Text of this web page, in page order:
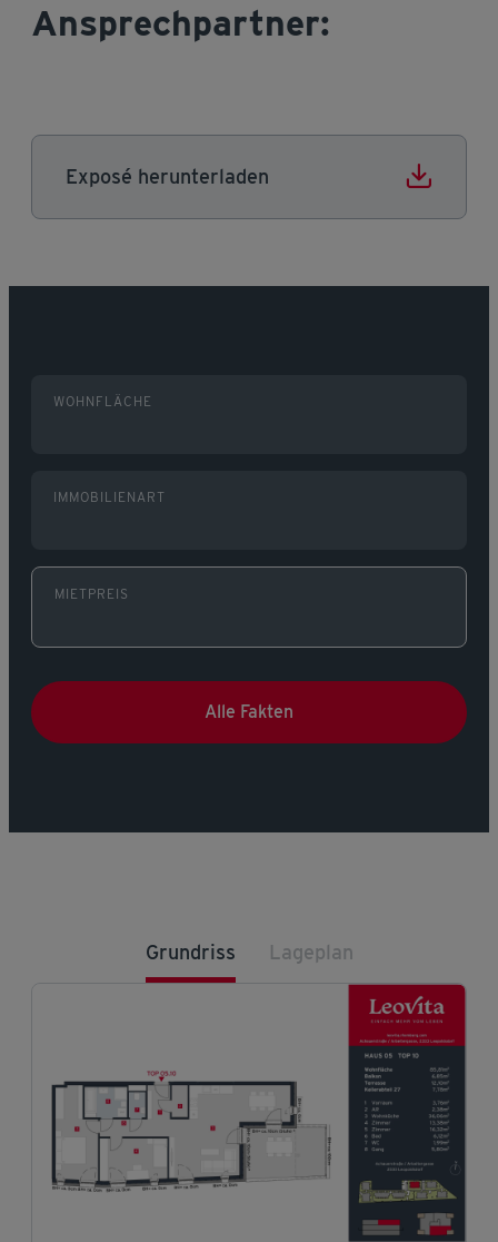
Ansprechpartner:
Exposé herunterladen
WOHNFLÄCHE
IMMOBILIENART
MIETPREIS
Alle Fakten
Grundriss Lageplan